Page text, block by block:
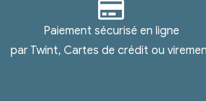
Paiement sécurisé en ligne
par Twint, Cartes de crédit ou